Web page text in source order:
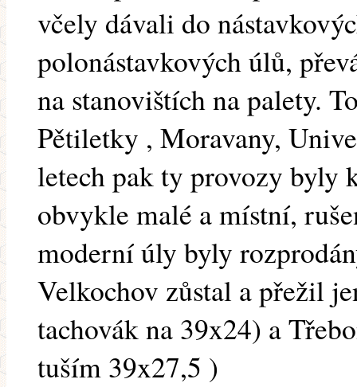
včely dávali do
polonástavkových úlů,
na stanovištích na palety.
Pětiletky , Moravany,
letech pak ty provozy
obvykle malé a místní,
moderní úly byly
Velkochov zůstal a přežil
tachovák na 39x24) a
tuším 39x27,5 )